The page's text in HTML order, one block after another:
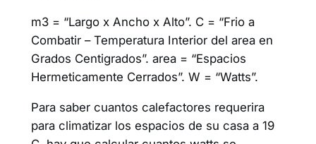
m3 = “Largo x Ancho x Alto”. C = “Frio a
Combatir – Temperatura Interior del area en
Grados Centigrados”. area = “Espacios
Hermeticamente Cerrados”. W = “Watts”.
Para saber cuantos calefactores requerira
para climatizar los espacios de su casa a 19